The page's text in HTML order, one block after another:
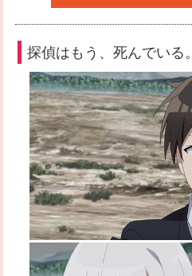
探偵はもう、死んでいる。